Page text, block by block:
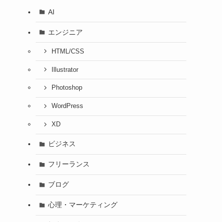
AI
エンジニア
HTML/CSS
Illustrator
Photoshop
WordPress
XD
ビジネス
フリーランス
ブログ
心理・マーケティング